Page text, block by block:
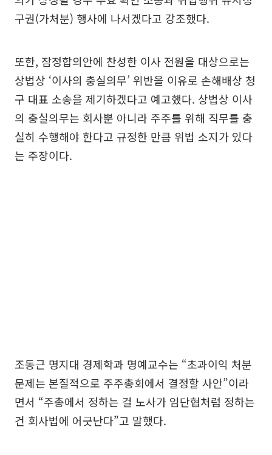
구권(가처분) 행사에 나서겠다고 강조했다.
또한, 잠정합의안에 찬성한 이사 전원을 대상으로는
상법상 ‘이사의 충실의무’ 위반을 이유로 손해배상 청
구 대표 소송을 제기하겠다고 예고했다. 상법상 이사
의 충실의무는 회사뿐 아니라 주주를 위해 직무를 충
실히 수행해야 한다고 규정한 만큼 위법 소지가 있다
는 주장이다.
조동근 명지대 경제학과 명예교수는 “초과이익 처분
문제는 본질적으로 주주총회에서 결정할 사안”이라
면서 “주총에서 정하는 걸 노사가 임단협처럼 정하는
건 회사법에 어긋난다”고 말했다.